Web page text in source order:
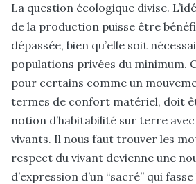
La question écologique divise.
de la production puisse être
dépassée, bien qu’elle soit
populations privées du minimum.
pour certains comme un
termes de confort matériel, doit
notion d’habitabilité sur terre avec
vivants. Il nous faut trouver les
respect du vivant devienne une
d’expression d’un “sacré” qui